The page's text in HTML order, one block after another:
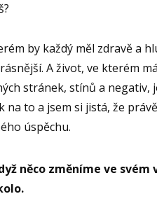
by každý měl zdravě a
A život, ve kterém
stránek, stínů a negativ,
na to a jsem si jistá, že
úspěchu.
něco změníme ve